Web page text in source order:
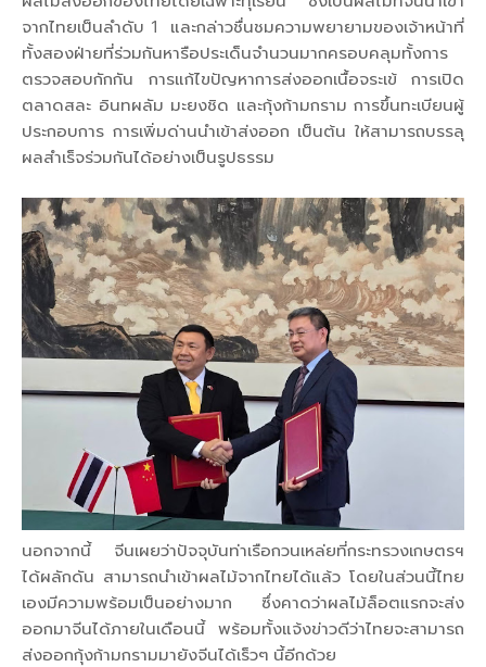
จากไทยเป็นลำดับ 1 และกล่าวชื่นชมความพยายามของเจ้าหน้าที่
ทั้งสองฝ่ายที่ร่วมกันหารือประเด็นจำนวนมากครอบคลุมทั้งการ
ตรวจสอบกักกัน การแก้ไขปัญหาการส่งออกเนื้อจระเข้ การเปิด
ตลาดสละ อินทผลัม มะยงชิด และกุ้งก้ามกราม การขึ้นทะเบียนผู้
ประกอบการ การเพิ่มด่านนำเข้าส่งออก เป็นต้น ให้สามารถบรรลุ
ผลสำเร็จร่วมกันได้อย่างเป็นรูปธรรม
นอกจากนี้ จีนเผยว่าปัจจุบันท่าเรือกวนเหล่ยที่กระทรวงเกษตรฯ
ได้ผลักดัน สามารถนำเข้าผลไม้จากไทยได้แล้ว โดยในส่วนนี้ไทย
เองมีความพร้อมเป็นอย่างมาก ซึ่งคาดว่าผลไม้ล็อตแรกจะส่ง
ออกมาจีนได้ภายในเดือนนี้ พร้อมทั้งแจ้งข่าวดีว่าไทยจะสามารถ
ส่งออกกุ้งก้ามกรามมายังจีนได้เร็วๆ นี้อีกด้วย